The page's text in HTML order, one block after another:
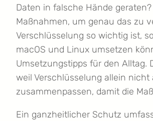
Daten in falsche Hände
Maßnahmen, um genau das zu
Verschlüsselung so wichtig ist,
macOS und Linux umsetzen
Umsetzungstipps für den Alltag.
weil Verschlüsselung allein
zusammenpassen, damit die
Ein ganzheitlicher Schutz